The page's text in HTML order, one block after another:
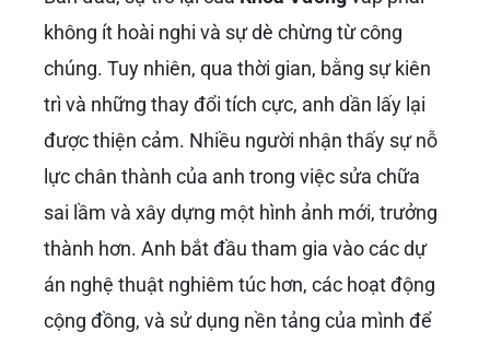
không ít hoài nghi và sự dè chừng từ công
chúng. Tuy nhiên, qua thời gian, bằng sự kiên
trì và những thay đổi tích cực, anh dần lấy lại
được thiện cảm. Nhiều người nhận thấy sự nỗ
lực chân thành của anh trong việc sửa chữa
sai lầm và xây dựng một hình ảnh mới, trưởng
thành hơn. Anh bắt đầu tham gia vào các dự
án nghệ thuật nghiêm túc hơn, các hoạt động
cộng đồng, và sử dụng nền tảng của mình để